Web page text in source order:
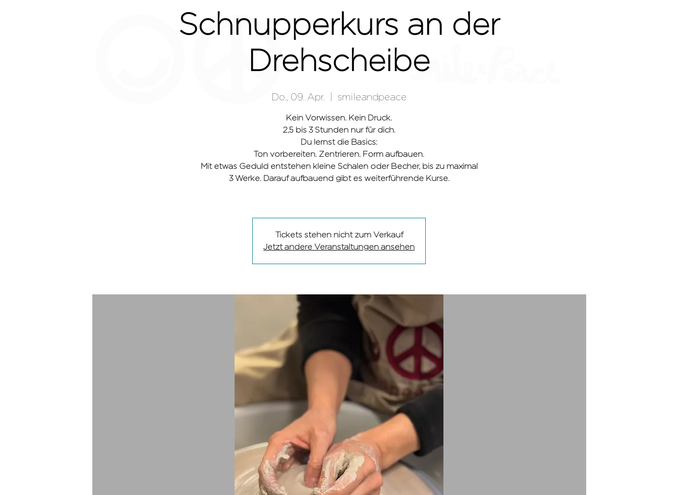
HAMBURG
Schnupperkurs an der
Drehscheibe
Do., 09. Apr. smileandpeace
Kein Vorwissen. Kein Druck.
2,5 bis 3 Stunden nur für dich.
Du lernst die Basics:
Ton vorbereiten. Zentrieren. Form aufbauen.
Mit etwas Geduld entstehen kleine Schalen oder Becher, bis zu maximal
3 Werke. Darauf aufbauend gibt es weiterführende Kurse.
Tickets stehen nicht zum Verkauf
Jetzt andere Veranstaltungen ansehen